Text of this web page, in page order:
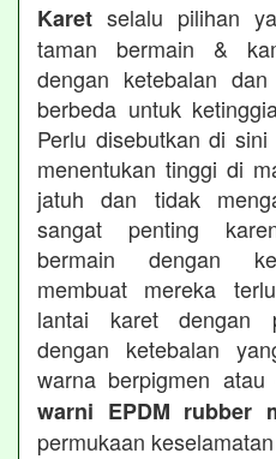
Karet selalu pilihan
taman bermain &
dengan ketebalan
berbeda untuk
Perlu disebutkan di
menentukan tinggi di
jatuh dan tidak
sangat penting
bermain dengan
membuat mereka
lantai karet dengan
dengan ketebalan
warna berpigmen atau
warni EPDM rubber
permukaan